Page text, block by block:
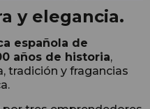
y elegancia.
española de
años de historia,
tradición y fragancias